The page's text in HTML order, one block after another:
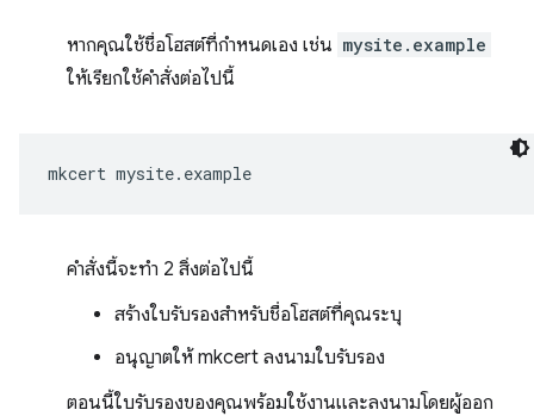
หากคุณใช้ชื่อโฮสต์ที่กำหนดเอง เช่น mysite.example
ให้เรียกใช้คำสั่งต่อไปนี้
mkcert
คำสั่งนี้จะทำ 2 สิ่งต่อไปนี้
สร้างใบรับรองสำหรับชื่อโฮสต์ที่คุณระบุ
อนุญาตให้ mkcert ลงนามใบรับรอง
ตอนนี้ใบรับรองของคุณพร้อมใช้งานและลงนามโดยผู้ออก